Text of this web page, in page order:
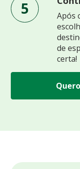
5
Após
de
certa!